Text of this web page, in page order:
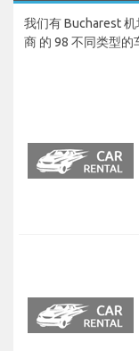
我们有 Bucharest
商 的 98 不同类型的